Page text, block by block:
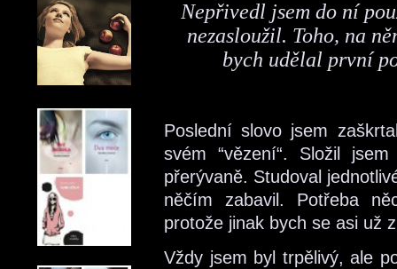
Nepřivedl jsem do ní
nezasloužil. Toho, na
bych udělal první
Poslední slovo jsem
svém “vězení“. Složil
přerývaně. Studoval
něčím zabavil. Potřeba
protože jinak bych se asi už
Vždy jsem byl trpělivý, ale